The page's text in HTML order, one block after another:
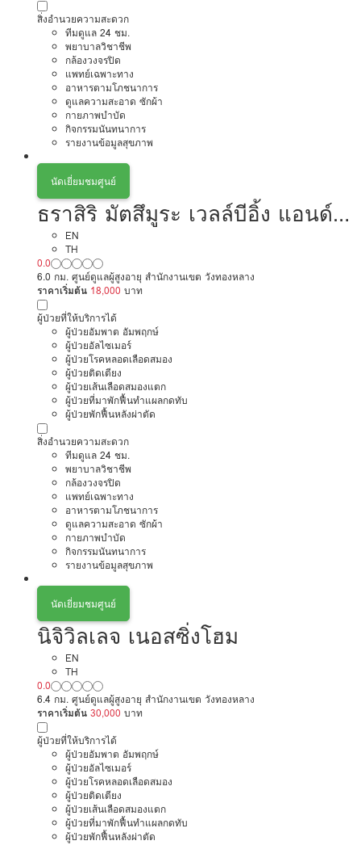
สิ่งอำนวยความสะดวก
ทีมดูแล 24 ชม.
พยาบาลวิชาชีพ
กล้องวงจรปิด
แพทย์เฉพาะทาง
อาหารตามโภชนาการ
ดูแลความสะอาด ซักผ้า
กายภาพบำบัด
กิจกรรมนันทนาการ
รายงานข้อมูลสุขภาพ
นัดเยี่ยมชมศูนย์
ธราสิริ มัตสึมูระ เวลล์บีอิ้ง แอนด์
โฮมเซอรี่ แคร์ การดูแลผู้สูงอายุ
หรือผู้มีภาวะพึ่งพิง
EN
TH
0.0
6.0 กม. ศูนย์ดูแลผู้สูงอายุ สำนักงานเขต วังทองหลาง
ราคาเริ่มต้น 18,000 บาท
ผู้ป่วยที่ให้บริการได้
ผู้ป่วยอัมพาต อัมพฤกษ์
ผู้ป่วยอัลไซเมอร์
ผู้ป่วยโรคหลอดเลือดสมอง
ผู้ป่วยติดเตียง
ผู้ป่วยเส้นเลือดสมองแตก
ผู้ป่วยที่มาพักฟื้นทำแผลกดทับ
ผู้ป่วยพักฟื้นหลังผ่าตัด
สิ่งอำนวยความสะดวก
ทีมดูแล 24 ชม.
พยาบาลวิชาชีพ
กล้องวงจรปิด
แพทย์เฉพาะทาง
อาหารตามโภชนาการ
ดูแลความสะอาด ซักผ้า
กายภาพบำบัด
กิจกรรมนันทนาการ
รายงานข้อมูลสุขภาพ
นัดเยี่ยมชมศูนย์
นิจิวิลเลจ เนอสซิ่งโฮม
EN
TH
0.0
6.4 กม. ศูนย์ดูแลผู้สูงอายุ สำนักงานเขต วังทองหลาง
ราคาเริ่มต้น 30,000 บาท
ผู้ป่วยที่ให้บริการได้
ผู้ป่วยอัมพาต อัมพฤกษ์
ผู้ป่วยอัลไซเมอร์
ผู้ป่วยโรคหลอดเลือดสมอง
ผู้ป่วยติดเตียง
ผู้ป่วยเส้นเลือดสมองแตก
ผู้ป่วยที่มาพักฟื้นทำแผลกดทับ
ผู้ป่วยพักฟื้นหลังผ่าตัด